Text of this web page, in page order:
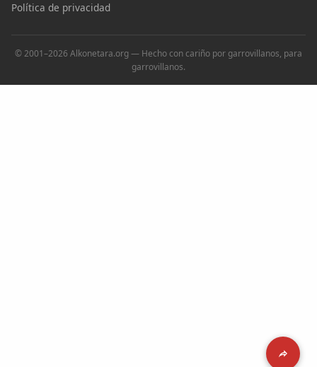
Política de privacidad
© 2001–2026 Alkonetara.org — Hecho con cariño por garrovillanos, para
garrovillanos.